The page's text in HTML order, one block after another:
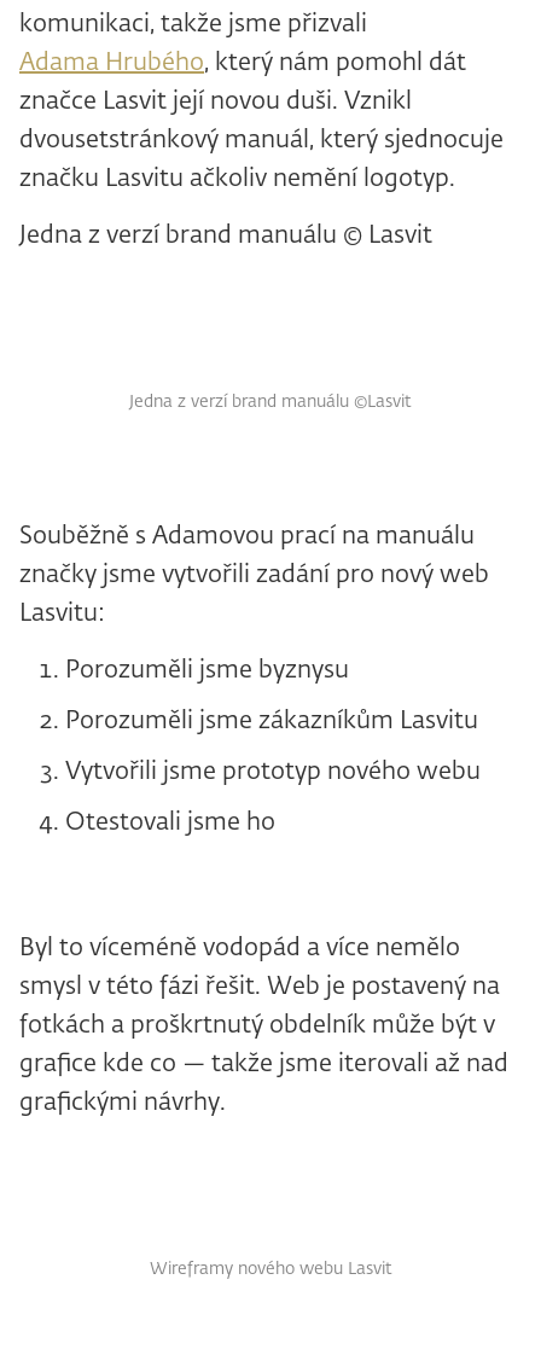
komunikaci, takže jsme přizvali
Adama Hrubého, který nám pomohl dát
značce Lasvit její novou duši. Vznikl
dvousetstránkový manuál, který sjednocuje
značku Lasvitu ačkoliv nemění logotyp.
Jedna z verzí brand manuálu © Lasvit
Jedna z verzí brand manuálu ©Lasvit
Souběžně s Adamovou prací na manuálu
značky jsme vytvořili zadání pro nový web
Lasvitu:
Porozuměli jsme byznysu
Porozuměli jsme zákazníkům Lasvitu
Vytvořili jsme prototyp nového webu
Otestovali jsme ho
Byl to víceméně vodopád a více nemělo
smysl v této fázi řešit. Web je postavený na
fotkách a proškrtnutý obdelník může být v
grafice kde co — takže jsme iterovali až nad
grafickými návrhy.
Wireframy nového webu Lasvit